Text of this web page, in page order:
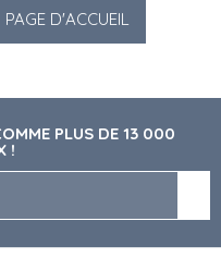
PLUS DE 13 000
!